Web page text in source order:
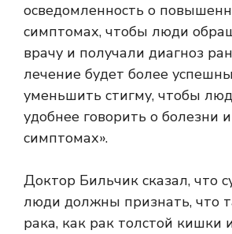
осведомленность о
симптомах, чтобы люди
врачу и получали диагноз
лечение будет более
уменьшить стигму, чтобы
удобнее говорить о болезни
симптомах».
Доктор Бильчик сказал, что
люди должны признать, что
рака, как рак толстой кишки